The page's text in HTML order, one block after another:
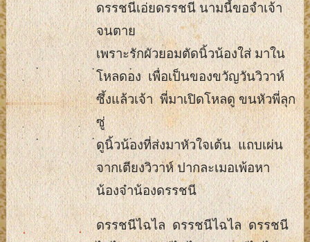
ดรรชนีเอ่ยดรรชนี นามนี้ขอจำเจ้า
จนตาย
เพราะรักผัวยอมตัดนิ้วน้องใส่ มาใน
โหลดอง เพื่อเป็นของขวัญวันวิวาห์
ซึ้งแล้วเจ้า พี่มาเปิดโหลดู ขนหัวพี่ลุก
ซู่
ดูนิ้วน้องที่ส่งมาหัวใจเต้น แถบเผ่น
จากเตียงวิวาห์ ปากละเมอเพ้อหา
น้องจ๋าน้องดรรชนี
ดรรชนีไฉไล ดรรชนีไฉไล ดรรชนี